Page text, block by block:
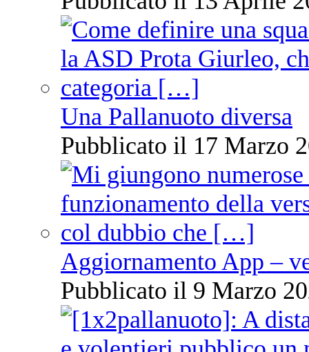
Una Pallanuoto diversa
Pubblicato il 17 Marzo
Aggiornamento App –
Pubblicato il 9 Marzo